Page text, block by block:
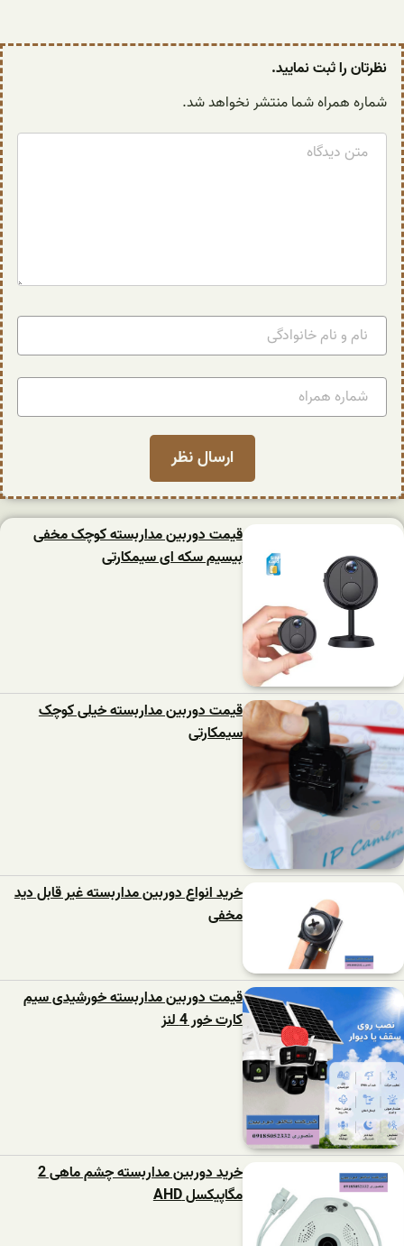
نظرتان را ثبت نمایید.
شماره همراه شما منتشر نخواهد شد.
قیمت دوربین مداربسته کوچک مخفی
بیسیم سکه ای سیمکارتی
قیمت دوربین مداربسته خیلی کوچک
سیمکارتی
خرید انواع دوربین مداربسته غیر قابل دید
مخفی
قیمت دوربین مداربسته خورشیدی سیم
کارت خور 4 لنز
خرید دوربین مداربسته چشم ماهی 2
مگاپیکسل AHD